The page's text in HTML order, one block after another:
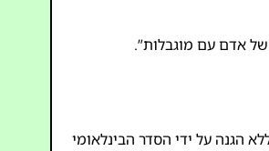
אדם עם מוגבלות”.
הגנה על ידי הסדר הבינלאומי